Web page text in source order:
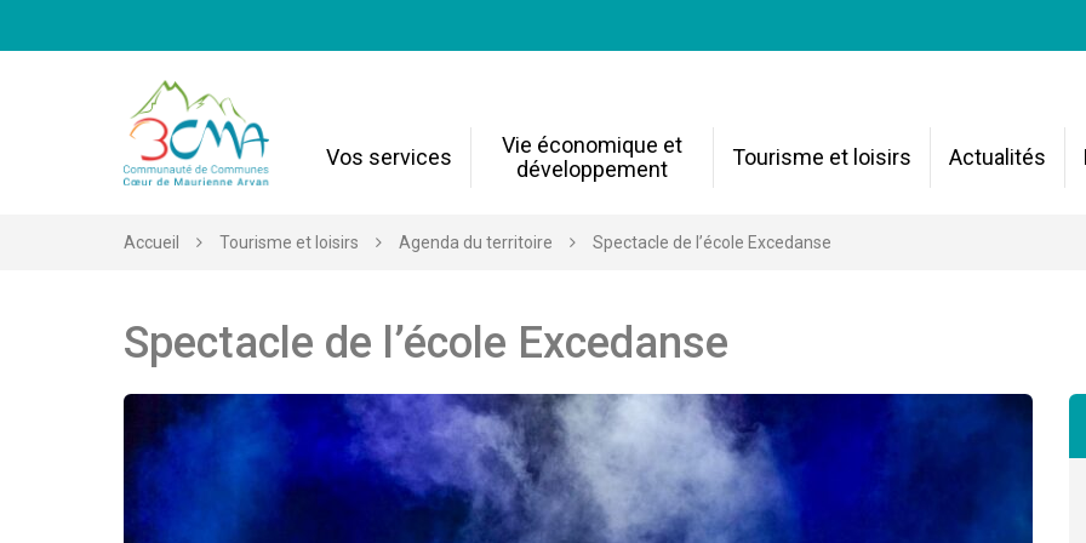
Vos services
Vie économique et
développement
Tourisme et loisirs Actualités
Accueil Tourisme et loisirs Agenda du territoire Spectacle de l’école Excedanse
Spectacle de l’école Excedanse